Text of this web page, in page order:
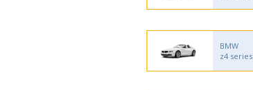
BMW
z4 series